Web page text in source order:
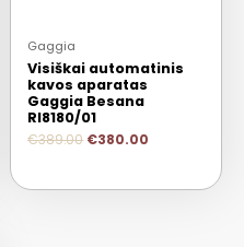
Gaggia
Visiškai automatinis
kavos aparatas
Gaggia Besana
RI8180/01
€389.00 €380.00